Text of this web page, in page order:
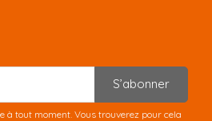
S’abonner
à tout moment. Vous trouverez pour cela